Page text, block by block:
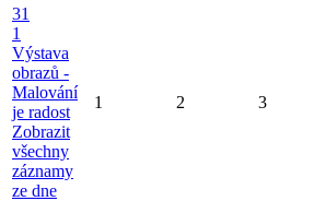
31
1
Výstava
obrazů -
Malování
je radost
Zobrazit
všechny
záznamy
ze dne
1 2 3